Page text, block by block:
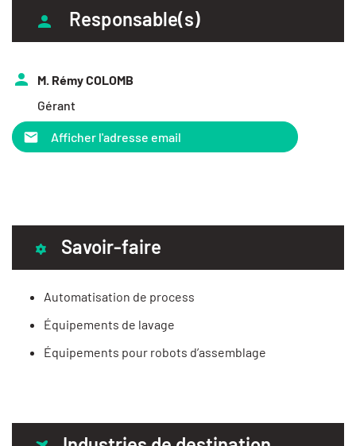
Responsable(s)
M. Rémy COLOMB
Gérant
Afficher l'adresse email
Savoir-faire
Automatisation de process
Équipements de lavage
Équipements pour robots d’assemblage